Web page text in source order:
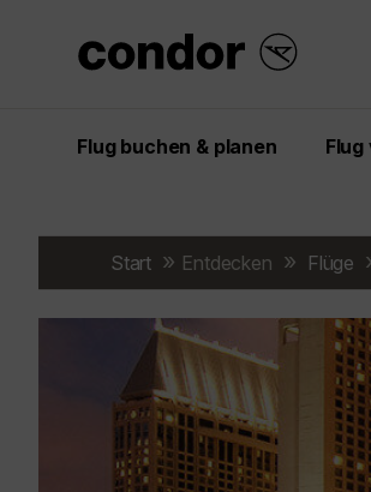
Flug buchen & planen
Start Entdecken Flüge